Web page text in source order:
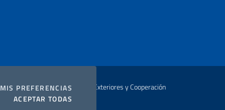
MIS PREFERENCIAS COOKIES
ACEPTAR TODAS
Autor Ministerio de Relaciones Exteriores y Cooperación